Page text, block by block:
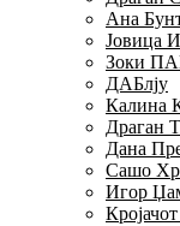
Ана
Јовица
Зоки
ДАБлју
Калина
Драган
Дана
Сашо
Игор